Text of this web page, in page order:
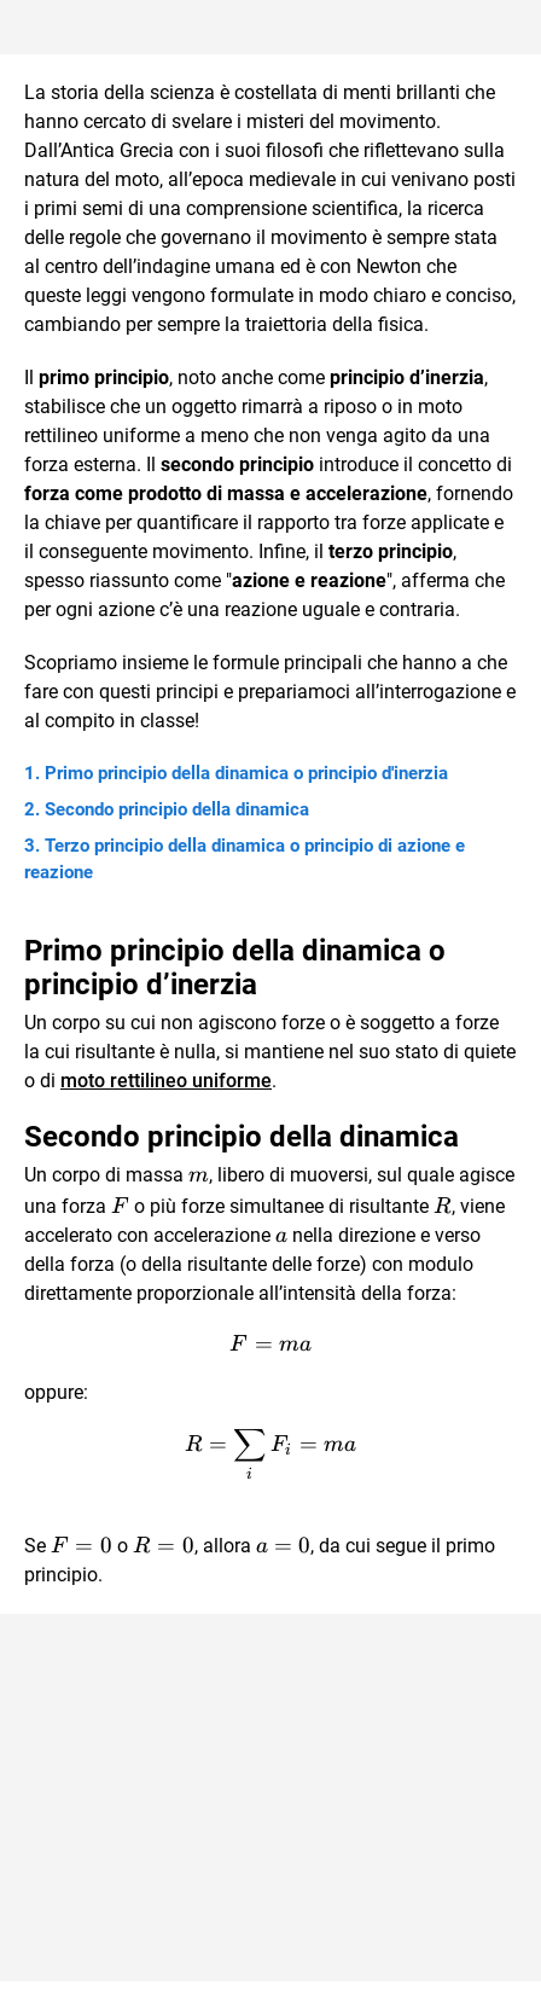
La storia della scienza è costellata di menti brillanti che
hanno cercato di svelare i misteri del movimento.
Dall’Antica Grecia con i suoi filosofi che riflettevano sulla
natura del moto, all’epoca medievale in cui venivano posti
i primi semi di una comprensione scientifica, la ricerca
delle regole che governano il movimento è sempre stata
al centro dell’indagine umana ed è con Newton che
queste leggi vengono formulate in modo chiaro e conciso,
cambiando per sempre la traiettoria della fisica.
Il primo principio, noto anche come principio d’inerzia,
stabilisce che un oggetto rimarrà a riposo o in moto
rettilineo uniforme a meno che non venga agito da una
forza esterna. Il secondo principio introduce il concetto di
forza come prodotto di massa e accelerazione, fornendo
la chiave per quantificare il rapporto tra forze applicate e
il conseguente movimento. Infine, il terzo principio,
spesso riassunto come "azione e reazione", afferma che
per ogni azione c’è una reazione uguale e contraria.
Scopriamo insieme le formule principali che hanno a che
fare con questi principi e prepariamoci all’interrogazione e
al compito in classe!
Primo principio della dinamica o principio d'inerzia
Secondo principio della dinamica
Terzo principio della dinamica o principio di azione e
reazione
Primo principio della dinamica o
principio d’inerzia
Un corpo su cui non agiscono forze o è soggetto a forze
la cui risultante è nulla, si mantiene nel suo stato di quiete
o di moto rettilineo uniforme.
Secondo principio della dinamica
Un corpo di massa m
m, libero di muoversi, sul quale agisce
una forza \vec
F
F o più forze simultanee di risultante \vec
R
R, viene
accelerato con accelerazione \vec
a
a nella direzione e verso
della forza (o della risultante delle forze) con modulo
direttamente proporzionale all’intensità della forza:
\vec F=m\vec a
F = ma
oppure:
\vec R=\sum_{i} \vec
R =
i
∑ Fi = ma
Se \vec
F=0
F = 0 o \vec
R = 0, allora \vec
a = 0, da cui segue il primo
principio.